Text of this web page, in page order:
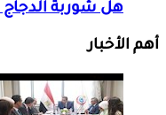
هل شوربة الدجاج
أهم الأخبار